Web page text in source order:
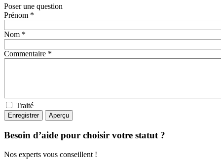
Poser une question
Prénom *
Nom *
Commentaire *
Traité
Besoin d’aide pour choisir votre statut ?
Nos experts vous conseillent !